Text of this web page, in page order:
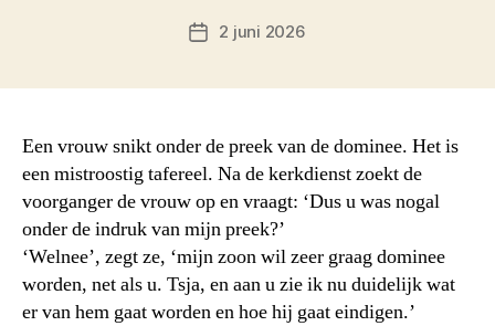
Berichtdatum
2 juni 2026
Een vrouw snikt onder de preek van de dominee. Het is
een mistroostig tafereel. Na de kerkdienst zoekt de
voorganger de vrouw op en vraagt: ‘Dus u was nogal
onder de indruk van mijn preek?’
‘Welnee’, zegt ze, ‘mijn zoon wil zeer graag dominee
worden, net als u. Tsja, en aan u zie ik nu duidelijk wat
er van hem gaat worden en hoe hij gaat eindigen.’